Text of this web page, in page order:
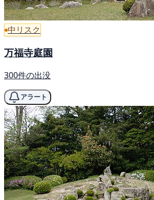
中リスク
万福寺庭園
300件の出没
アラート